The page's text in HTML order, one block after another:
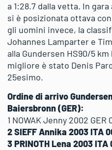
a 1:28.7 dalla vetta. In
si è posizionata ottava
gli uomini invece, la
Johannes Lamparter e
alla Gundersen HS90/5
migliore è stato Denis
25esimo.
Ordine di arrivo
Baiersbronn (GER):
1 NOWAK Jenny 2002 GER
2 SIEFF Annika 2003 ITA
3 PRINOTH Lena 2003 ITA